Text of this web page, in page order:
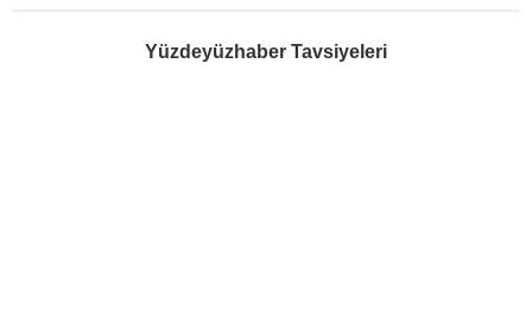
Yüzdeyüzhaber Tavsiyeleri